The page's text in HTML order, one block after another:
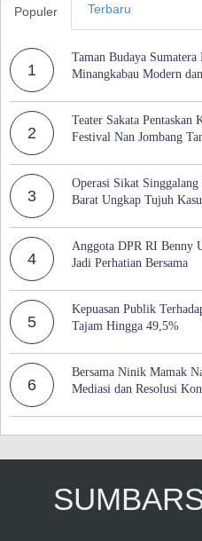
Populer Terbaru
1
Taman Budaya
Minangkabau Modern
2
Teater Sakata Pentaskan
Festival Nan Jombang
3
Operasi Sikat
Barat Ungkap Tujuh
4
Anggota DPR RI Benny
Jadi Perhatian Bersama
5
Kepuasan Publik
Tajam Hingga 49,5%
6
Bersama Ninik Mamak
Mediasi dan Resolusi